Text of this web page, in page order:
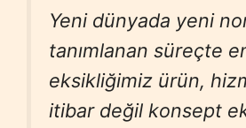
Yeni dünyada yeni
tanımlanan süreçte
eksikliğimiz ürün,
itibar değil konsept